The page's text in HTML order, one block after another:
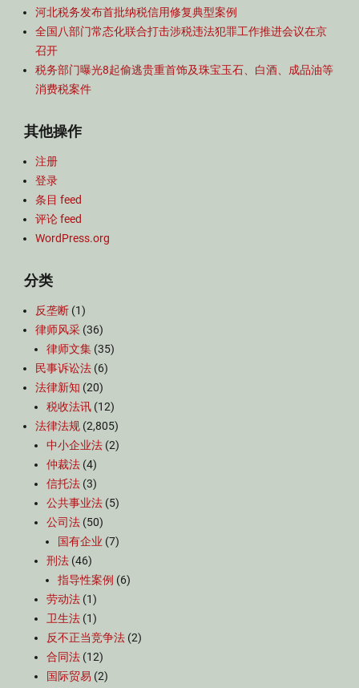
河北税务发布首批纳税信用修复典型案例
全国八部门常态化联合打击涉税违法犯罪工作推进会议在京
召开
税务部门曝光8起偷逃贵重首饰及珠宝玉石、白酒、成品油等
消费税案件
其他操作
注册
登录
条目 feed
评论 feed
WordPress.org
分类
反垄断 (1)
律师风采 (36)
律师文集 (35)
民事诉讼法 (6)
法律新知 (20)
税收法讯 (12)
法律法规 (2,805)
中小企业法 (2)
仲裁法 (4)
信托法 (3)
公共事业法 (5)
公司法 (50)
国有企业 (7)
刑法 (46)
指导性案例 (6)
劳动法 (1)
卫生法 (1)
反不正当竞争法 (2)
合同法 (12)
国际贸易 (2)